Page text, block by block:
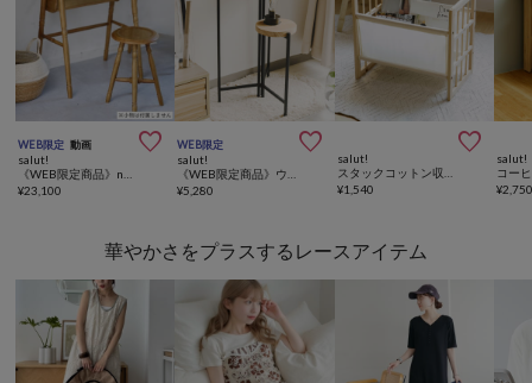
WEB限定 動画 
salut!
¥23,100
WEB限定 
salut!
¥5,280

salut!
¥1,540
salut!
コー
¥
華やかさをプラスするレースアイテム